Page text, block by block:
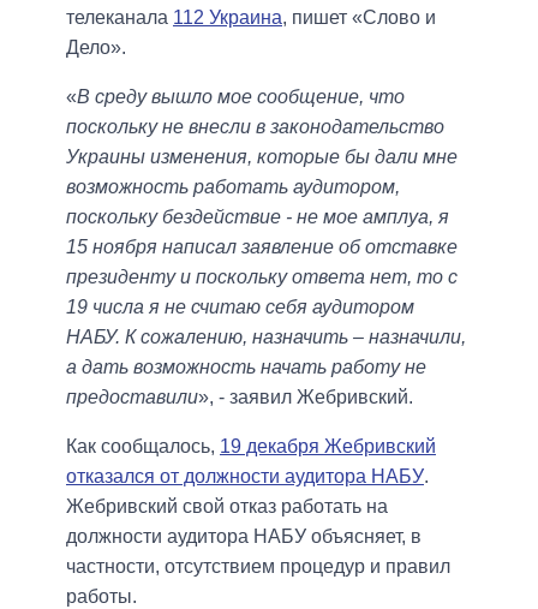
телеканала 112 Украина, пишет «Слово и
Дело».
«В среду вышло мое сообщение, что
поскольку не внесли в законодательство
Украины изменения, которые бы дали мне
возможность работать аудитором,
поскольку бездействие - не мое амплуа, я
15 ноября написал заявление об отставке
президенту и поскольку ответа нет, то с
19 числа я не считаю себя аудитором
НАБУ. К сожалению, назначить – назначили,
а дать возможность начать работу не
предоставили», - заявил Жебривский.
Как сообщалось, 19 декабря Жебривский
отказался от должности аудитора НАБУ.
Жебривский свой отказ работать на
должности аудитора НАБУ объясняет, в
частности, отсутствием процедур и правил
работы.